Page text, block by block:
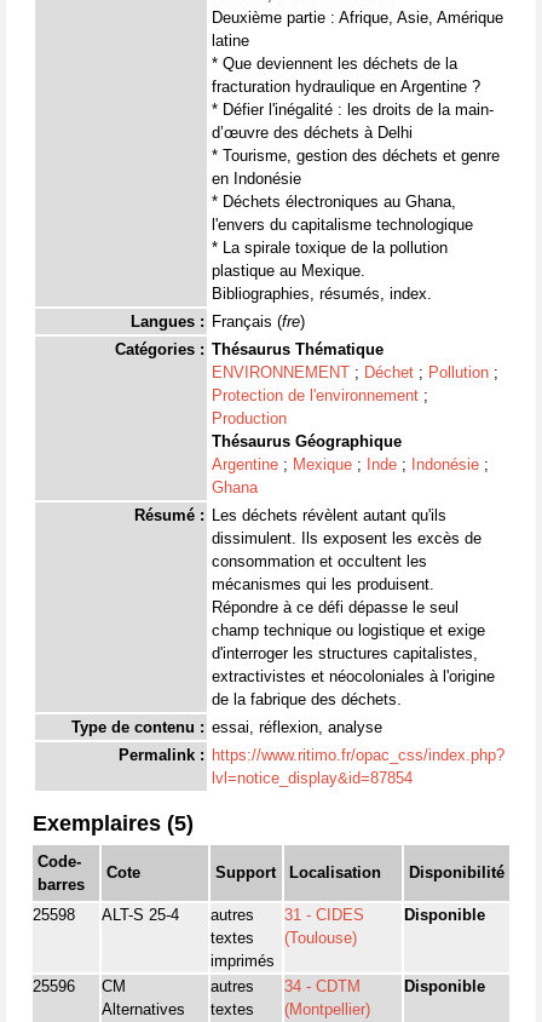
Deuxième partie : Afrique, Asie, Amérique
latine
* Que deviennent les déchets de la
fracturation hydraulique en Argentine ?
* Défier l'inégalité : les droits de la main-
d’œuvre des déchets à Delhi
* Tourisme, gestion des déchets et genre
en Indonésie
* Déchets électroniques au Ghana,
l'envers du capitalisme technologique
* La spirale toxique de la pollution
plastique au Mexique.
Bibliographies, résumés, index.
Langues : Français (fre)
Catégories : Thésaurus Thématique
ENVIRONNEMENT ; Déchet ; Pollution ;
Protection de l'environnement ;
Production
Thésaurus Géographique
Argentine ; Mexique ; Inde ; Indonésie ;
Ghana
Résumé : Les déchets révèlent autant qu'ils
dissimulent. Ils exposent les excès de
consommation et occultent les
mécanismes qui les produisent.
Répondre à ce défi dépasse le seul
champ technique ou logistique et exige
d'interroger les structures capitalistes,
extractivistes et néocoloniales à l'origine
de la fabrique des déchets.
Type de contenu : essai, réflexion, analyse
Permalink : https://www.ritimo.fr/opac_css/index.php?
lvl=notice_display&id=87854
Exemplaires (5)
Code-
barres
Cote Support Localisation Disponibilité
25598 ALT-S 25-4
autres
textes
imprimés
31 - CIDES
(Toulouse)
Disponible
25596
CM
Alternatives
autres
textes
34 - CDTM
(Montpellier)
Disponible